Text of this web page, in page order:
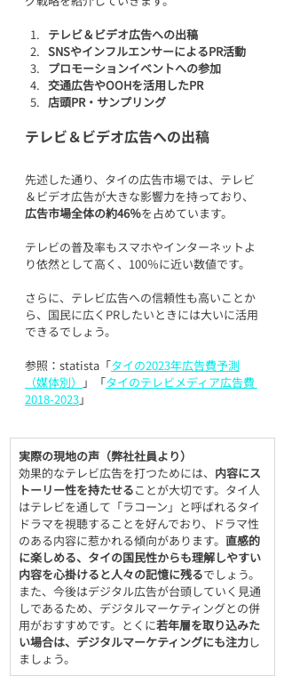
テレビ＆ビデオ広告への出稿
SNSやインフルエンサーによるPR活動
プロモーションイベントへの参加
交通広告やOOHを活用したPR
店頭PR・サンプリング
テレビ＆ビデオ広告への出稿
先述した通り、タイの広告市場では、テレビ
＆ビデオ広告が大きな影響力を持っており、
広告市場全体の約46％を占めています。
テレビの普及率もスマホやインターネットよ
り依然として高く、100％に近い数値です。
さらに、テレビ広告への信頼性も高いことか
ら、国民に広くPRしたいときには大いに活用
できるでしょう。
参照：statista「タイの2023年広告費予測
（媒体別）
」「タイのテレビメディア広告費
2018-2023」
実際の現地の声（弊社社員より）
効果的なテレビ広告を打つためには、 内容にス
トーリー性を持たせることが大切です。タイ人
はテレビを通して「ラコーン」と呼ばれるタイ
ドラマを視聴することを好んでおり、ドラマ性
のある内容に惹かれる傾向があります。 直感的
に楽しめる、タイの国民性からも理解しやすい
内容を心掛けると人々の記憶に残るでしょう。
また、今後はデジタル広告が台頭していく見通
しであるため、デジタルマーケティングとの併
用がおすすめです。とくに若年層を取り込みた
い場合は、デジタルマーケティングにも注力し
ましょう。